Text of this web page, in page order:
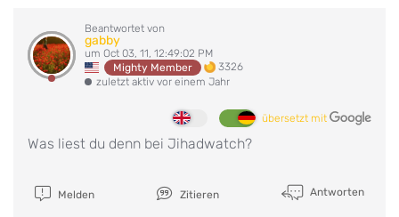
Beantwortet von
gabby
um Oct 03, 11, 12:49:02 PM
Mighty Member
3326
zuletzt aktiv vor einem Jahr
übersetzt mit
Was liest du denn bei Jihadwatch?
Melden Zitieren Antworten